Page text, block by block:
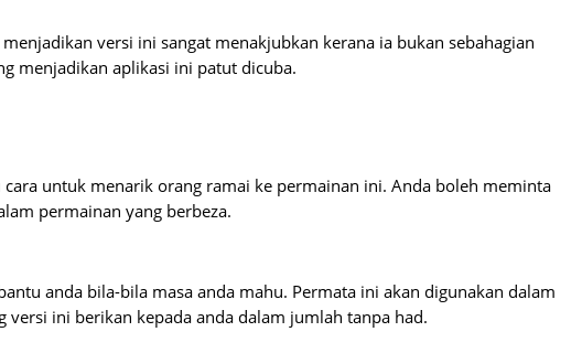
versi ini sangat menakjubkan kerana ia bukan sebahagian
menjadikan aplikasi ini patut dicuba.
untuk menarik orang ramai ke permainan ini. Anda boleh meminta
permainan yang berbeza.
anda bila-bila masa anda mahu. Permata ini akan digunakan dalam
versi ini berikan kepada anda dalam jumlah tanpa had.